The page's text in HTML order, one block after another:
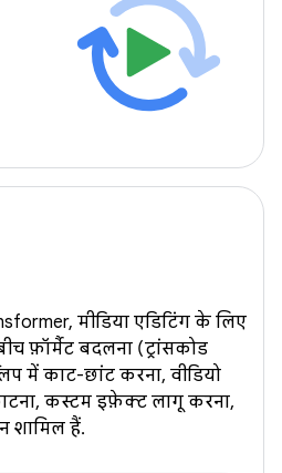
मीडिया एडिटिंग के लिए
फ़ॉर्मैट बदलना (ट्रांसकोड
में काट-छांट करना, वीडियो
कस्टम इफ़ेक्ट लागू करना,
शामिल हैं.